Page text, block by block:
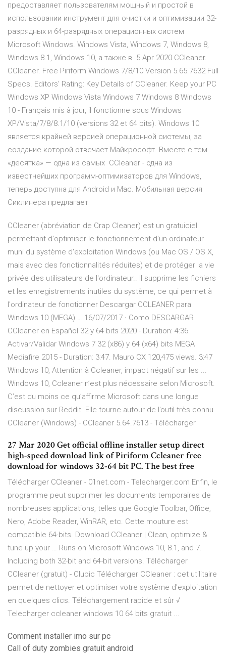
предоставляет пользователям мощный и простой в
использовании инструмент для очистки и оптимизации 32-
разрядных и 64-разрядных операционных систем
Microsoft Windows. Windows Vista, Windows 7, Windows 8,
Windows 8.1, Windows 10, а также в 5 Apr 2020 CCleaner.
CCleaner. Free Piriform Windows 7/8/10 Version 5.65.7632 Full
Specs. Editors' Rating: Key Details of CCleaner. Keep your PC
Windows XP Windows Vista Windows 7 Windows 8 Windows
10 - Français mis à jour, il fonctionne sous Windows
XP/Vista/7/8/8.1/10 (versions 32 et 64 bits). Windows 10
является крайней версией операционной системы, за
создание которой отвечает Майкрософт. Вместе с тем
«десятка» — одна из самых CCleaner - одна из
известнейших программ-оптимизаторов для Windows,
теперь доступна для Android и Mac. Мобильная версия
Сиклинера предлагает
CCleaner (abréviation de Crap Cleaner) est un gratuiciel
permettant d'optimiser le fonctionnement d'un ordinateur
muni du système d'exploitation Windows (ou Mac OS / OS X,
mais avec des fonctionnalités réduites) et de protéger la vie
privée des utilisateurs de l'ordinateur.. Il supprime les fichiers
et les enregistrements inutiles du système, ce qui permet à
l'ordinateur de fonctionner Descargar CCLEANER para
Windows 10 (MEGA) … 16/07/2017 · Como DESCARGAR
CCleaner en Español 32 y 64 bits 2020 - Duration: 4:36.
Activar/Validar Windows 7 32 (x86) y 64 (x64) bits MEGA
Mediafire 2015 - Duration: 3:47. Mauro CX 120,475 views. 3:47
Windows 10, Attention à Ccleaner, impact négatif sur les ...
Windows 10, Ccleaner n’est plus nécessaire selon Microsoft.
C’est du moins ce qu’affirme Microsoft dans une longue
discussion sur Reddit. Elle tourne autour de l’outil très connu
CCleaner (Windows) - CCleaner 5.64.7613 - Télécharger
27 Mar 2020 Get official offline installer setup direct
high-speed download link of Piriform Ccleaner free
download for windows 32-64 bit PC. The best free
Télécharger CCleaner - 01net.com - Telecharger.com Enfin, le
programme peut supprimer les documents temporaires de
nombreuses applications, telles que Google Toolbar, Office,
Nero, Adobe Reader, WinRAR, etc. Cette mouture est
compatible 64-bits. Download CCleaner | Clean, optimize &
tune up your … Runs on Microsoft Windows 10, 8.1, and 7.
Including both 32-bit and 64-bit versions. Télécharger
CCleaner (gratuit) - Clubic Télécharger CCleaner : cet utilitaire
permet de nettoyer et optimiser votre système d'exploitation
en quelques clics. Téléchargement rapide et sûr √
Telecharger ccleaner windows 10 64 bits gratuit ...
Comment installer imo sur pc
Call of duty zombies gratuit android